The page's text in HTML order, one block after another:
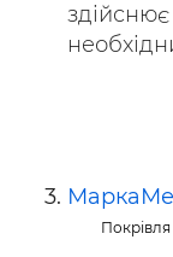
Покрівля